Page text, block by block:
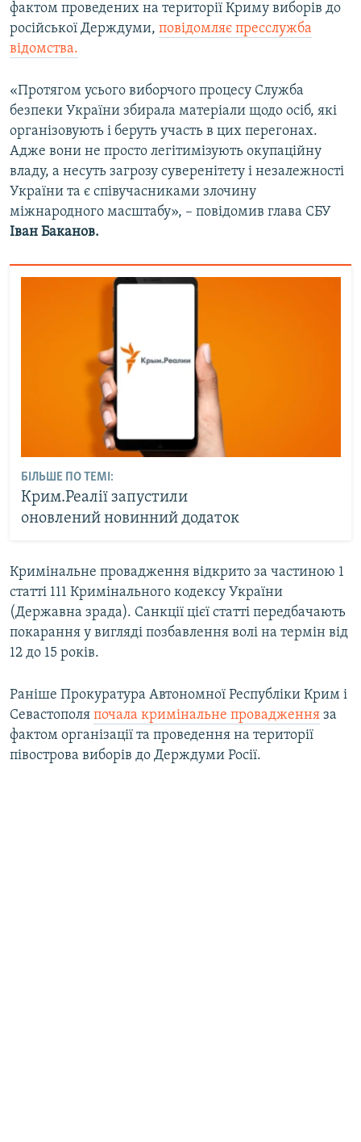
фактом проведених на території Криму виборів до
російської Держдуми, повідомляє пресслужба
відомства.
«Протягом усього виборчого процесу Служба
безпеки України збирала матеріали щодо осіб, які
організовують і беруть участь в цих перегонах.
Адже вони не просто легітимізують окупаційну
владу, а несуть загрозу суверенітету і незалежності
України та є співучасниками злочину
міжнародного масштабу», – повідомив глава СБУ
Іван Баканов.
БІЛЬШЕ ПО ТЕМІ:
Крим.Реалії запустили
оновлений новинний додаток
Кримінальне провадження відкрито за частиною 1
статті 111 Кримінального кодексу України
(Державна зрада). Санкції цієї статті передбачають
покарання у вигляді позбавлення волі на термін від
12 до 15 років.
Раніше Прокуратура Автономної Республіки Крим і
Севастополя почала кримінальне провадження за
фактом організації та проведення на території
півострова виборів до Держдуми Росії.